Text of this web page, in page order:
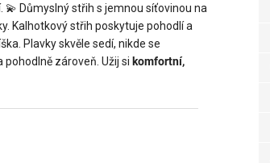
💫 Důmyslný střih s jemnou síťovinou na
Kalhotkový střih poskytuje pohodlí a
Plavky skvěle sedí, nikde se
zároveň. Užij si komfortní,